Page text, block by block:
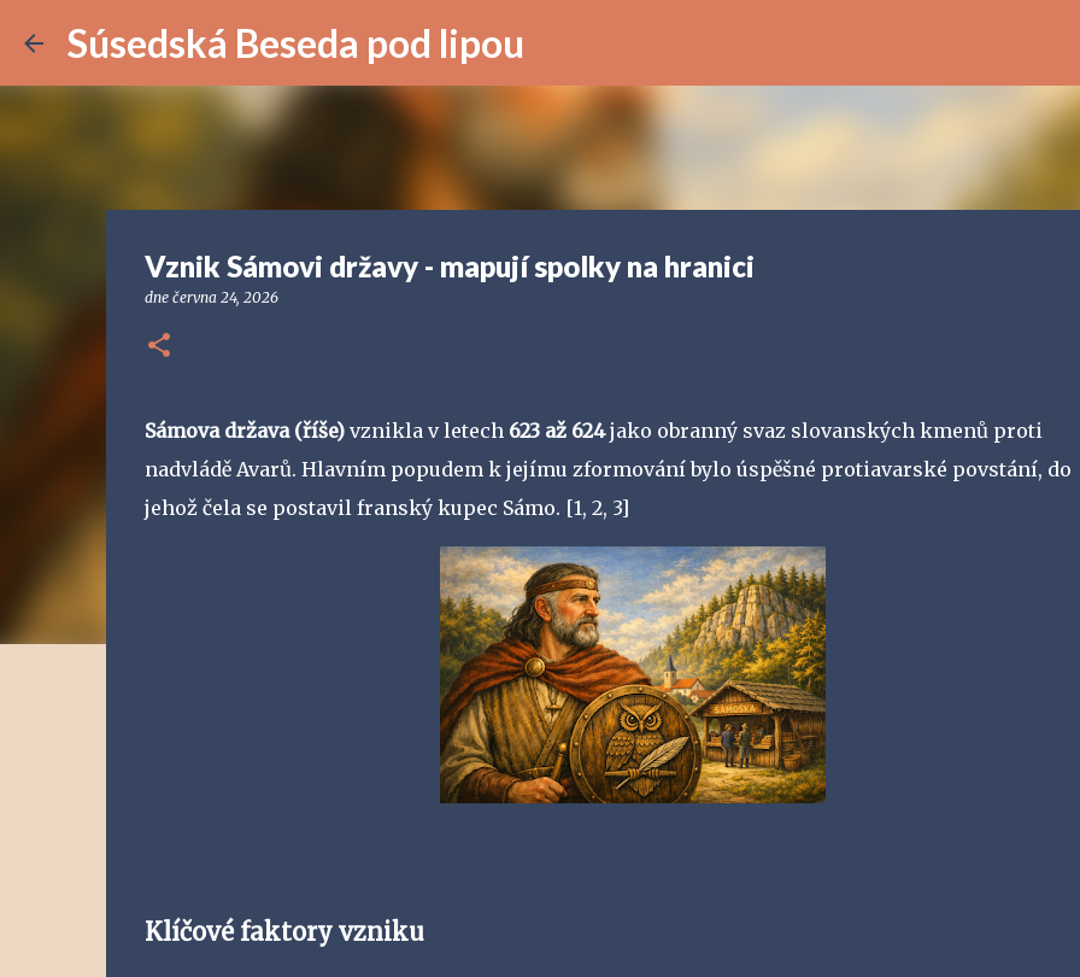
Súsedská Beseda pod lipou
Vznik Sámovi državy - mapují spolky na hranici
dne června 24, 2026
Sámova država (říše)vznikla v letech 623 až 624jako obranný svaz slovanských kmenů proti
nadvládě Avarů. Hlavním popudem k jejímu zformování bylo úspěšné protiavarské povstání, do
jehož čela se postavil franský kupec Sámo. [1, 2, 3]
Klíčové faktory vzniku